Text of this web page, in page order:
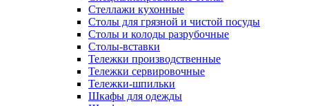
Стеллажи кухонные
Столы для грязной и чистой посуды
Столы и колоды разрубочные
Столы-вставки
Тележки производственные
Тележки сервировочные
Тележки-шпильки
Шкафы для одежды